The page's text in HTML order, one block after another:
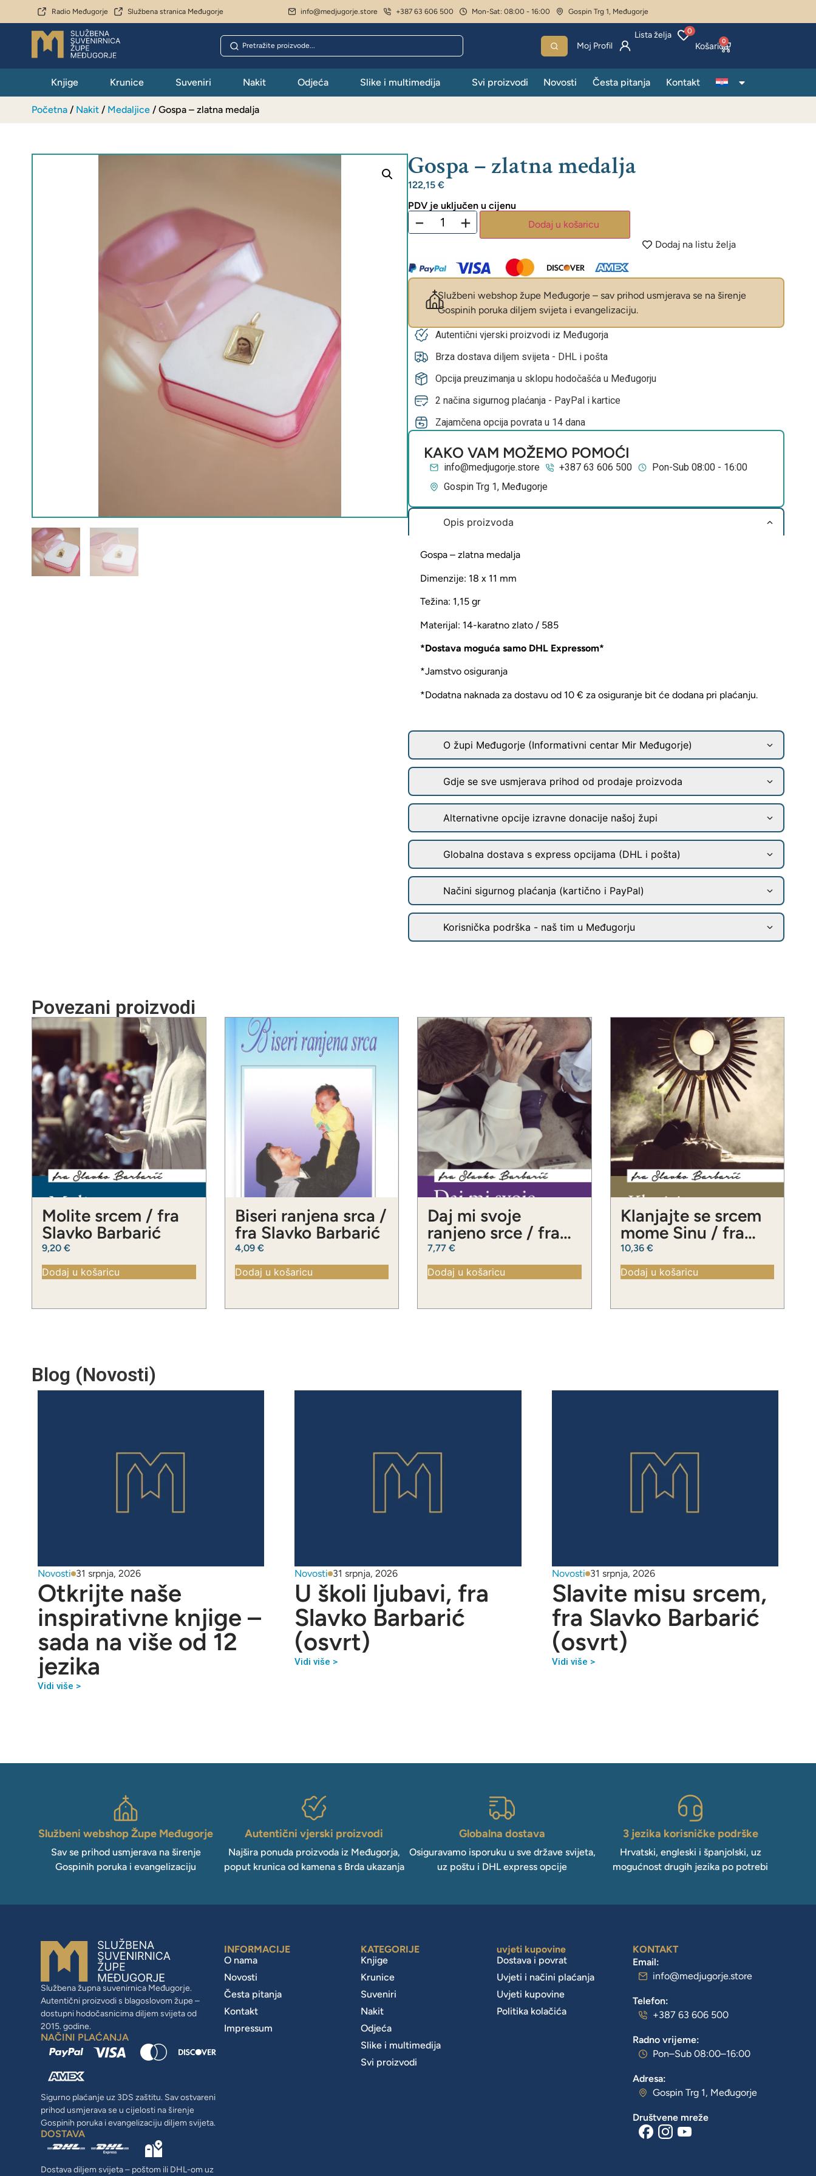
Radio Međugorje Službena stranica Međugorje info@medjugorje.store +387 63 606 500 Mon-Sat: 08:00 - 16:00 Gospin Trg 1, Međugorje
Lista želja 0
Moj Profil 0
Knjige Krunice Suveniri Nakit Odjeća Slike i multimedija Svi proizvodi Novosti Česta pitanja Kontakt
Početna / Nakit / Medaljice / Gospa – zlatna medalja
Gospa – zlatna medalja
122,15 €
PDV je uključen u cijenu
− +
Dodaj u košaricu
Dodaj na listu želja
Službeni webshop župe Međugorje – sav prihod usmjerava se na širenje
Gospinih poruka diljem svijeta i evangelizaciju.
Autentični vjerski proizvodi iz Međugorja
Brza dostava diljem svijeta - DHL i pošta
Opcija preuzimanja u sklopu hodočašća u Međugorju
2 načina sigurnog plaćanja - PayPal i kartice
Zajamčena opcija povrata u 14 dana
KAKO VAM MOŽEMO POMOĆI
info@medjugorje.store +387 63 606 500
Pon-Sub 08:00 - 16:00
Gospin Trg 1, Međugorje
Opis proizvoda
Gospa – zlatna medalja
Dimenzije: 18 x 11 mm
Težina: 1,15 gr
Materijal: 14-karatno zlato / 585
*Dostava moguća samo DHL Expressom*
*Jamstvo osiguranja
*Dodatna naknada za dostavu od 10 € za osiguranje bit će dodana pri plaćanju.
O župi Međugorje (Informativni centar Mir Međugorje)
Gdje se sve usmjerava prihod od prodaje proizvoda
Alternativne opcije izravne donacije našoj župi
Globalna dostava s express opcijama (DHL i pošta)
Načini sigurnog plaćanja (kartično i PayPal)
Korisnička podrška - naš tim u Međugorju
Povezani proizvodi
Molite srcem / fra
Slavko Barbarić
9,20 €
Dodaj u košaricu
Biseri ranjena srca /
fra Slavko Barbarić
4,09 €
Dodaj u košaricu
Daj mi svoje
ranjeno srce / fra
Slavko Barbarić
7,77 €
Dodaj u košaricu
Klanjajte se srcem
mome Sinu / fra
Slavko Barbarić
10,36 €
Dodaj u košaricu
Blog (Novosti)
Novosti 31 srpnja, 2026
Otkrijte naše
inspirativne knjige –
sada na više od 12
jezika
Vidi više >
Novosti 31 srpnja, 2026
U školi ljubavi, fra
Slavko Barbarić
(osvrt)
Vidi više >
Novosti 31 srpnja, 2026
Slavite misu srcem,
fra Slavko Barbarić
(osvrt)
Vidi više >
Službeni webshop Župe Međugorje
Sav se prihod usmjerava na širenje
Gospinih poruka i evangelizaciju
Autentični vjerski proizvodi
Najšira ponuda proizvoda iz Međugorja,
poput krunica od kamena s Brda ukazanja
Globalna dostava
Osiguravamo isporuku u sve države svijeta,
uz poštu i DHL express opcije
3 jezika korisničke podrške
Hrvatski, engleski i španjolski, uz
mogućnost drugih jezika po potrebi
Službena župna suvenirnica Međugorje.
Autentični proizvodi s blagoslovom župe –
dostupni hodočasnicima diljem svijeta od
2015. godine.
NAČINI PLAĆANJA
Sigurno plaćanje uz 3DS zaštitu. Sav ostvareni
prihod usmjerava se u cijelosti na širenje
Gospinih poruka i evangelizaciju diljem svijeta.
DOSTAVA
Dostava diljem svijeta – poštom ili DHL-om uz
INFORMACIJE
O nama
Novosti
Česta pitanja
Kontakt
Impressum
KATEGORIJE
Knjige
Krunice
Suveniri
Nakit
Odjeća
Slike i multimedija
Svi proizvodi
uvjeti kupovine
Dostava i povrat
Uvjeti i načini plaćanja
Uvjeti kupovine
Politika kolačića
KONTAKT
Email:
info@medjugorje.store
Telefon:
+387 63 606 500
Radno vrijeme:
Pon–Sub 08:00–16:00
Adresa:
Gospin Trg 1, Međugorje
Društvene mreže